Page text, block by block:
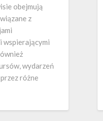
obejmują
z
wspierającymi
wydarzeń
różne